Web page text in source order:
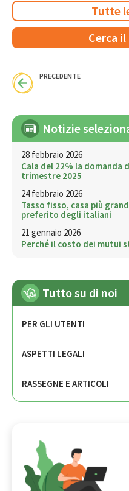
Tutte
Cerca
PRECEDENTE
Notizie
28 febbraio 2026
Cala del 22% la domanda
trimestre 2025
24 febbraio 2026
Tasso fisso, casa più
preferito degli italiani
21 gennaio 2026
Perché il costo dei mutui
Tutto su di noi
PER GLI UTENTI
ASPETTI LEGALI
RASSEGNE E ARTICOLI